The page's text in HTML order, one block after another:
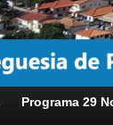
Programa 29